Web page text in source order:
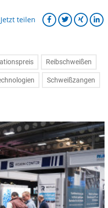
Jetzt teilen
Reibschweißen
Schweißzangen